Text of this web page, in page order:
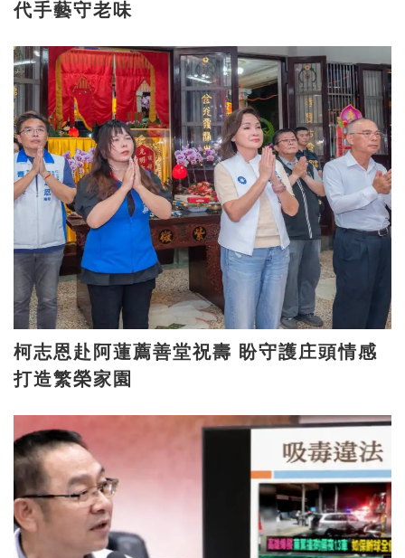
代手藝守老味
柯志恩赴阿蓮薦善堂祝壽 盼守護庄頭情感
打造繁榮家園